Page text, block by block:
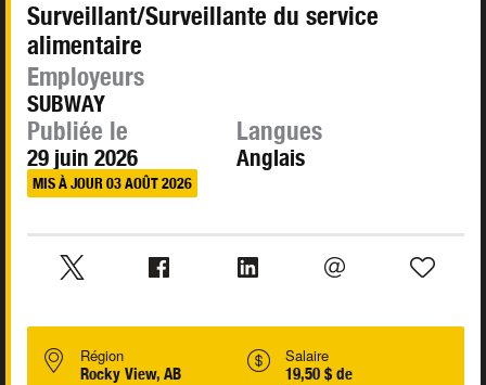
Surveillant/Surveillante du service
alimentaire
Employeurs
SUBWAY
Publiée le
29 juin 2026
MIS À JOUR 03 AOÛT 2026
Langues
Anglais
Région
Rocky View, AB
Salaire
19,50 $ de